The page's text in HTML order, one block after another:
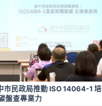
民政局推動 ISO 14064-1 培
盤查專業力